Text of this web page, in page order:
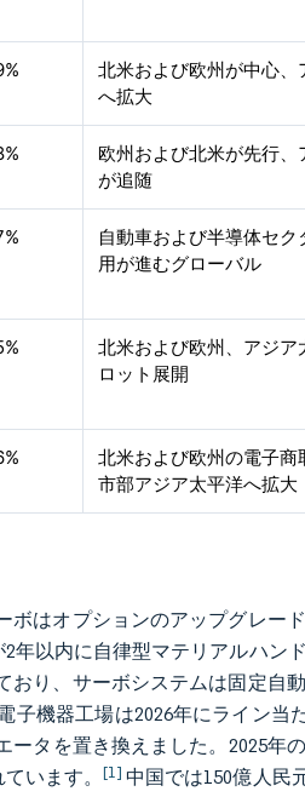
北米および欧州が中心、
へ拡大
欧州および北米が先行、
が追随
自動車および半導体セク
用が進むグローバル
北米および欧州、アジア
ロット展開
北米および欧州の電子商
市部アジア太平洋へ拡大
はオプションのアップグレー
年以内に自律型マテリアルハン
り、サーボシステムは固定自
機器工場は2026年にライン当
タを置き換えました。2025年
ています。[1] 中国では150億人民